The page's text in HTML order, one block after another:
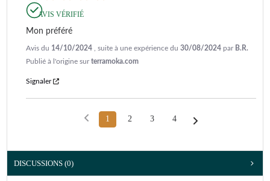
AVIS VÉRIFIÉ
Mon préféré
Avis du 14/10/2024 , suite à une expérience du 30/08/2024 par B.R.
Publié à l'origine surterramoka.com
Signaler
1 2 3 4
DISCUSSIONS (0)